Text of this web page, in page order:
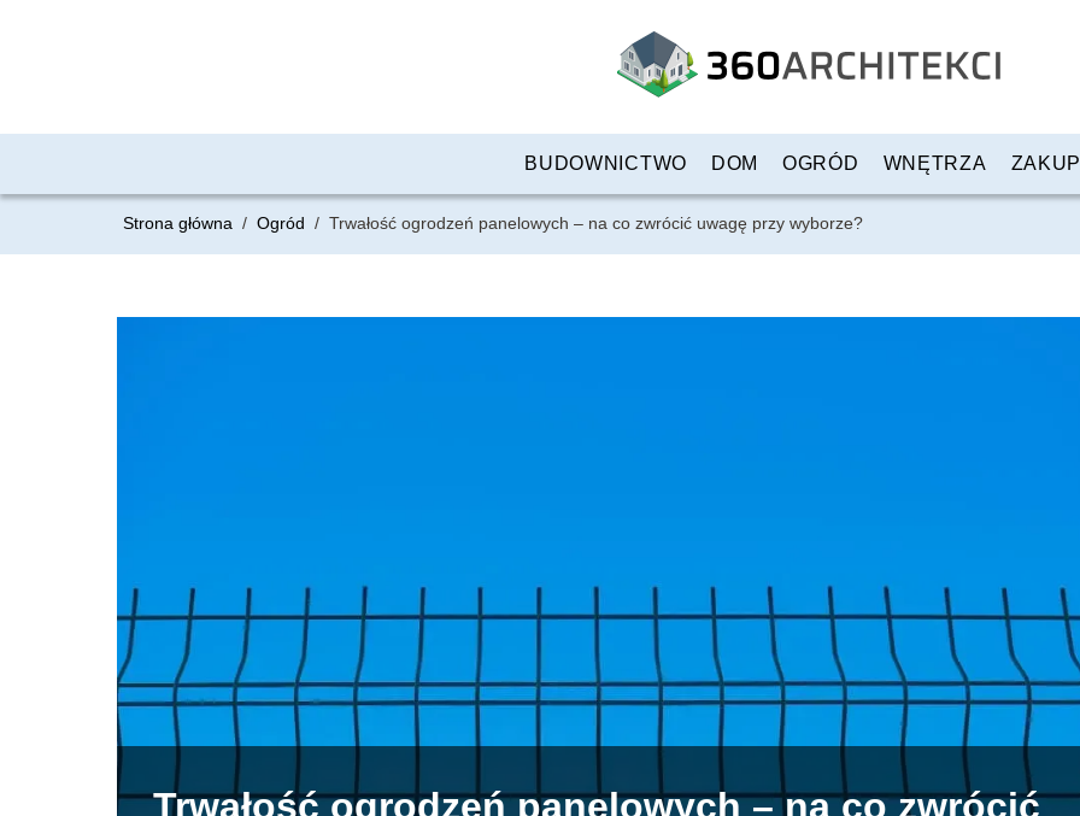
BUDOWNICTWO DOM OGRÓD WNĘTRZA
Strona główna / Ogród / Trwałość ogrodzeń panelowych – na co zwrócić uwagę przy wyborze?
Trwałość ogrodzeń panelowych – na co zwrócić